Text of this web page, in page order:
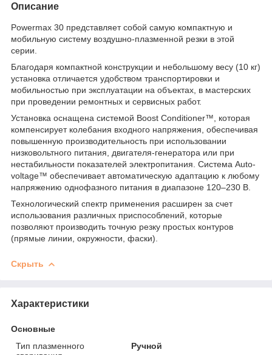
Описание
Powermax 30 представляет собой самую компактную и
мобильную систему воздушно-плазменной резки в этой
серии.
Благодаря компактной конструкции и небольшому весу (10 кг)
установка отличается удобством транспортировки и
мобильностью при эксплуатации на объектах, в мастерских
при проведении ремонтных и сервисных работ.
Установка оснащена системой Boost Conditioner™, которая
компенсирует колебания входного напряжения, обеспечивая
повышенную производительность при использовании
низковольтного питания, двигателя-генератора или при
нестабильности показателей электропитания. Система Auto-
voltage™ обеспечивает автоматическую адаптацию к любому
напряжению однофазного питания в диапазоне 120–230 В.
Технологический спектр применения расширен за счет
использования различных приспособлений, которые
позволяют производить точную резку простых контуров
(прямые линии, окружности, фаски).
Скрыть
Характеристики
Основные
Тип плазменного
Ручной